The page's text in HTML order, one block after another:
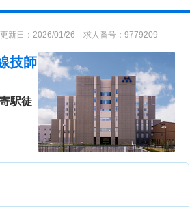
更新日：2026/01/26 求人番号：9779209
技師
駅徒